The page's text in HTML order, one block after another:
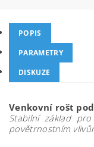
POPIS
PARAMETRY
DISKUZE
Venkovní rošt
Stabilní základ
povětrnostním